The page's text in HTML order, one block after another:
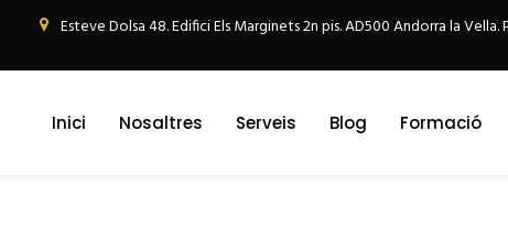
Esteve Dolsa 48. Edifici Els Marginets 2n pis. AD500 Andorra la
Inici Nosaltres Serveis Blog Formació